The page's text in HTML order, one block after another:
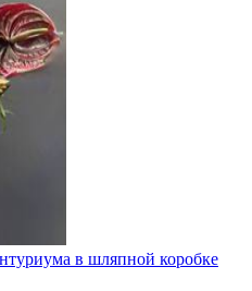
в шляпной коробке